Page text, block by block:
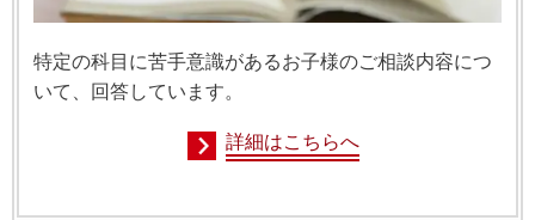
特定の科目に苦手意識があるお子様のご相談内容につ
いて、回答しています。
詳細はこちらへ